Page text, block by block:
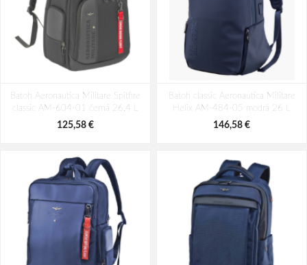
Batoh Aeronautica Militare Spitfire
classic AM-604-01 černá 26,4 L
125,58 €
Batoh classic Aeronautica Militare
Helix AM-484-05 modrá 26 L
146,58 €